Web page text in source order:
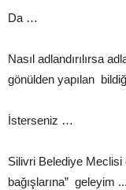
Da …
Nasıl adlandırılırsa
gönülden yapılan
İsterseniz …
Silivri Belediye Meclisi
bağışlarına” geleyim ...